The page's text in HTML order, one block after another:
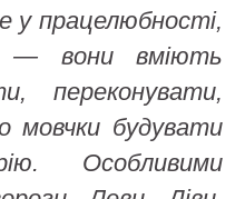
у працелюбності,
— вони вміють
переконувати,
мовчки будувати
Особливими